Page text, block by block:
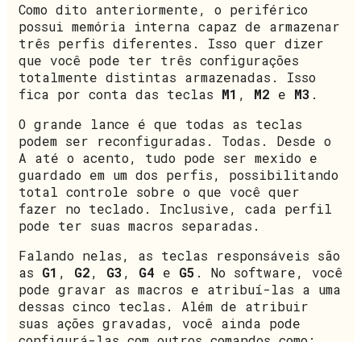
Como dito anteriormente, o periférico
possui memória interna capaz de armazenar
três perfis diferentes. Isso quer dizer
que você pode ter três configurações
totalmente distintas armazenadas. Isso
fica por conta das teclas M1 , M2 e M3 .
O grande lance é que todas as teclas
podem ser reconfiguradas. Todas. Desde o
A até o acento, tudo pode ser mexido e
guardado em um dos perfis, possibilitando
total controle sobre o que você quer
fazer no teclado. Inclusive, cada perfil
pode ter suas macros separadas.
Falando nelas, as teclas responsáveis são
as G1 , G2, G3, G4 e G5 . No software, você
pode gravar as macros e atribuí-las a uma
dessas cinco teclas. Além de atribuir
suas ações gravadas, você ainda pode